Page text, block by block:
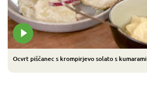
Ocvrt piščanec s krompirjevo solato s kumarami